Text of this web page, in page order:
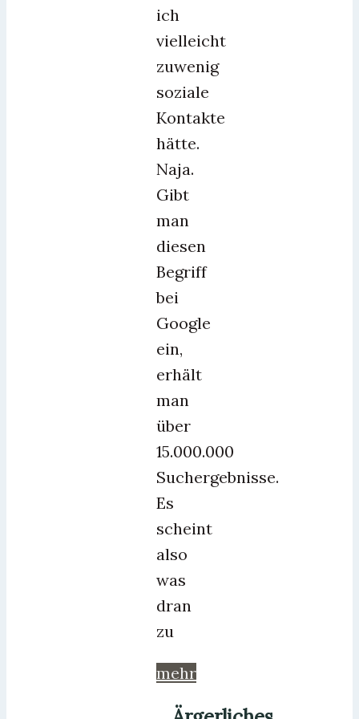
ich
vielleicht
zuwenig
soziale
Kontakte
hätte.
Naja.
Gibt
man
diesen
Begriff
bei
Google
ein,
erhält
man
über
15.000.000
Suchergebnisse.
Es
scheint
also
was
dran
zu
mehr